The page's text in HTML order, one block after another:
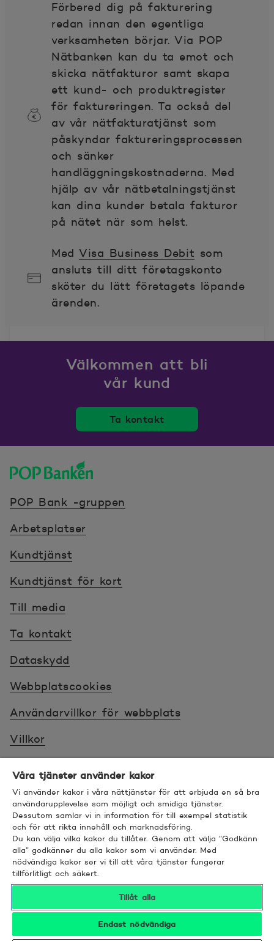
Förbered dig på fakturering
redan innan den egentliga
verksamheten börjar. Via POP
Nätbanken kan du ta emot och
skicka nätfakturor samt skapa
ett kund- och produktregister
för faktureringen. Ta också del
av vår nätfakturatjänst som
påskyndar faktureringsprocessen
och sänker
handläggningskostnaderna. Med
hjälp av vår nätbetalningstjänst
kan dina kunder betala fakturor
på nätet när som helst.
MedVisa Business Debit som
ansluts till ditt företagskonto
sköter du lätt företagets löpande
ärenden.
Välkommen att bli
vår kund
Ta kontakt
POP Bank -gruppen
Arbetsplatser
Kundtjänst
Kundtjänst för kort
Till media
Ta kontakt
Dataskydd
Webbplatscookies
Användarvillkor för webbplats
Villkor
Tillgänglighet
Bra att veta
© 2026 POP Pankki, Hevosenkenkä 3, 02600
ESPOO
Våra tjänster använder kakor
Vi använder kakor i våra nättjänster för att erbjuda en så bra
användarupplevelse som möjligt och smidiga tjänster.
Dessutom samlar vi in information för till exempel statistik
och för att rikta innehåll och marknadsföring.
Du kan välja vilka kakor du tillåter. Genom att välja ”Godkänn
alla” godkänner du alla kakor som vi använder. Med
nödvändiga kakor ser vi till att våra tjänster fungerar
tillförlitligt och säkert.
Tillåt alla
Endast nödvändiga